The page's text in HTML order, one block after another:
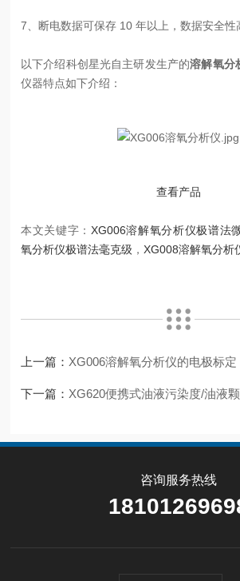
7、断电数据可保存 10 年以上，数据安全性
以下介绍科创星光自主研发生产的溶解氧分
仪器特点如下介绍：
查看产品
本文关键字： XG006溶解氧分析仪极谱法
氧分析仪极谱法毫克级 ，XG008溶解氧分析
上一篇： XG006溶解氧分析仪的电极标定
下一篇： XG620便携式油液污染度/油液颗粒度测定
咨询服务热线